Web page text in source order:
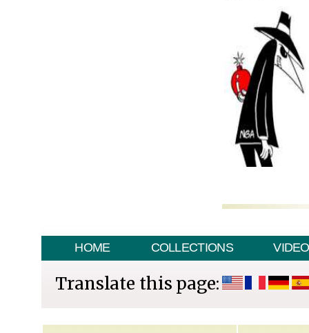
HOME COLLECTIONS VIDEO
Translate this page: